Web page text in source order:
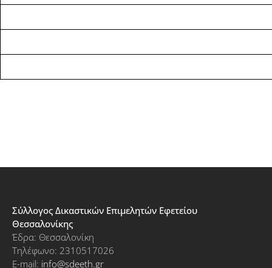
Σύλλογος Δικαστικών Επιμελητών Εφετείου
Θεσσαλονίκης
Έδρα: Θεσσαλονίκη
Τηλέφωνο: 2310517026
E-mail: info@sdeeth.gr